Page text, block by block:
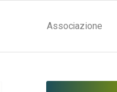
Associazione